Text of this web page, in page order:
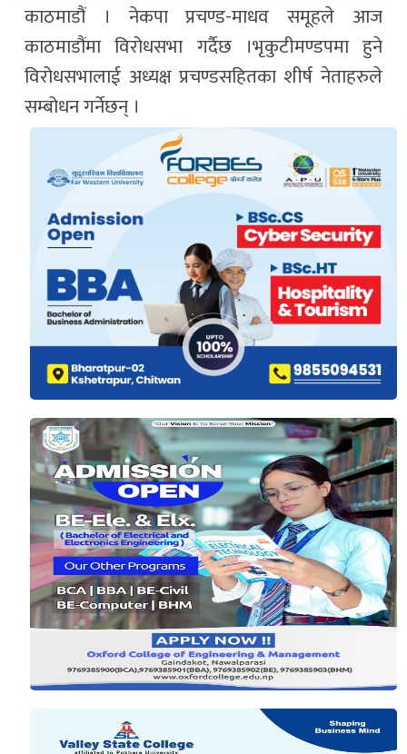
काठमाडौं । नेकपा प्रचण्ड-माधव समूहले आज
काठमाडौंमा विरोधसभा गर्दैछ ।भृकुटीमण्डपमा हुने
विरोधसभालाई अध्यक्ष प्रचण्डसहितका शीर्ष नेताहरुले
सम्बोधन गर्नेछन् ।